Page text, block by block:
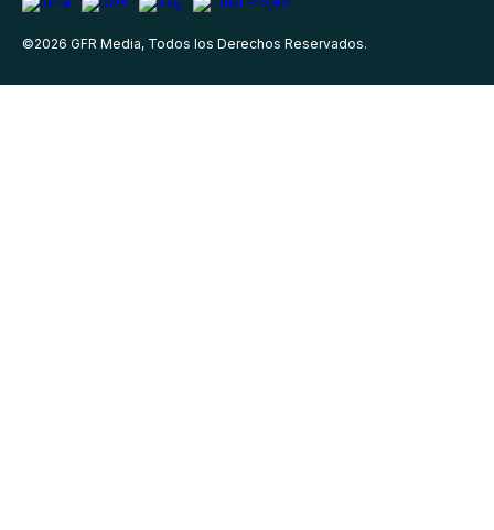
©2026 GFR Media, Todos los Derechos Reservados.